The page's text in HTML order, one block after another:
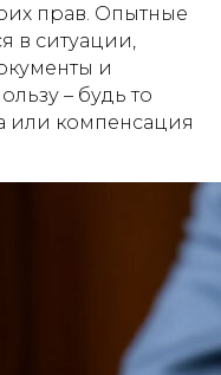
прав. Опытные
в ситуации,
и
– будь то
или компенсация